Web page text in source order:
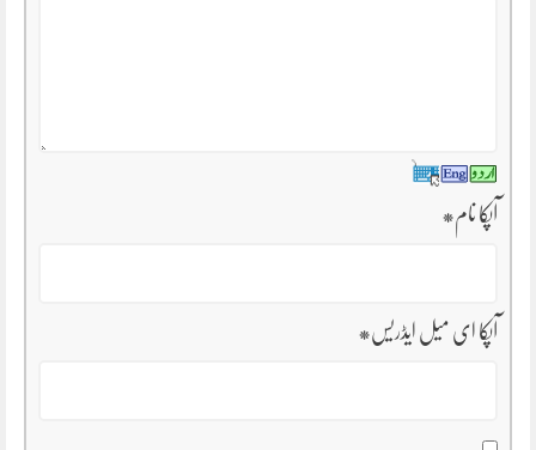
آپکا نام*
آپکا ای میل ایڈریس*